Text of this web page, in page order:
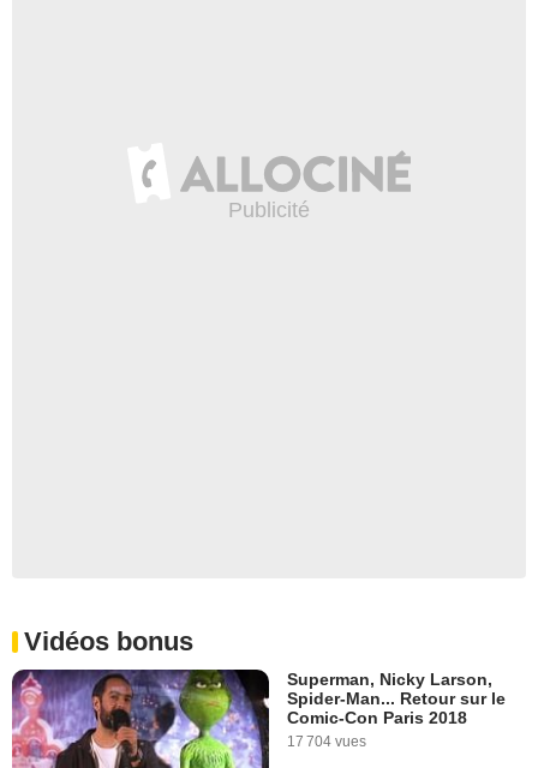
Vidéos bonus
Superman, Nicky Larson,
Spider-Man... Retour sur le
Comic-Con Paris 2018
17 704 vues